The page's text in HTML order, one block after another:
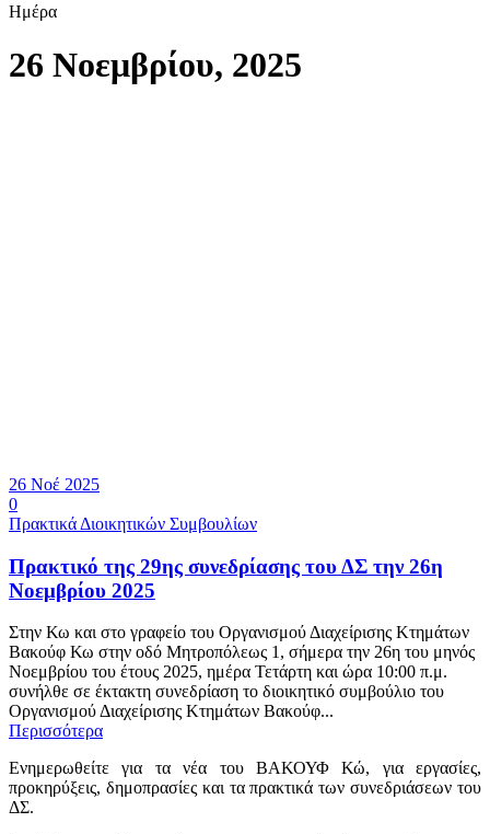
Ημέρα
26 Νοεμβρίου, 2025
26 Νοέ 2025
0
Πρακτικά Διοικητικών Συμβουλίων
Πρακτικό της 29ης συνεδρίασης του ΔΣ την 26η
Νοεμβρίου 2025
Στην Κω και στο γραφείο του Οργανισμού Διαχείρισης Κτημάτων
Βακούφ Κω στην οδό Μητροπόλεως 1, σήμερα την 26η του μηνός
Νοεμβρίου του έτους 2025, ημέρα Τετάρτη και ώρα 10:00 π.μ.
συνήλθε σε έκτακτη συνεδρίαση το διοικητικό συμβούλιο του
Οργανισμού Διαχείρισης Κτημάτων Βακούφ...
Περισσότερα
Ενημερωθείτε για τα νέα του ΒΑΚΟΥΦ Κώ, για εργασίες,
προκηρύξεις, δημοπρασίες και τα πρακτικά των συνεδριάσεων του
ΔΣ.